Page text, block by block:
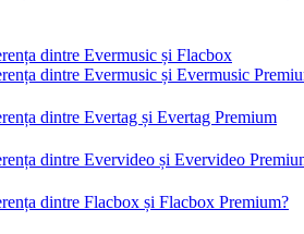
dintre Evermusic și Flacbox
dintre Evermusic și Evermusic
dintre Evertag și Evertag Premium
dintre Evervideo și Evervideo
dintre Flacbox și Flacbox Premium?